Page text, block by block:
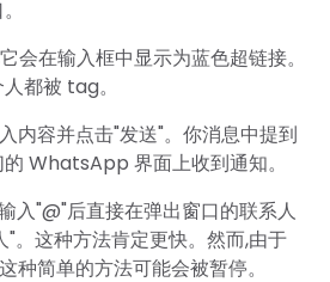
会在输入框中显示为蓝色超链接。
都被 tag。
内容并点击"发送"。你消息中提到
WhatsApp 界面上收到通知。
入"@"后直接在弹出窗口的联系人
。这种方法肯定更快。然而,由于
简单的方法可能会被暂停。